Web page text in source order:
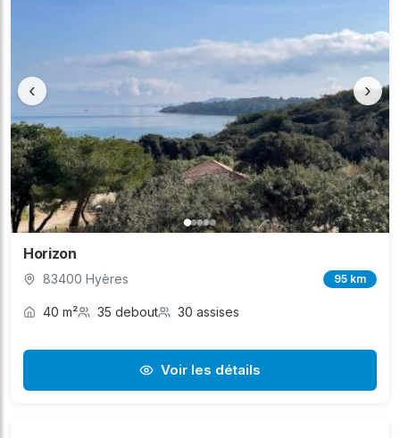
‹ ›
Horizon
83400 Hyères 95 km
40 m² 35 debout 30 assises
Voir les détails